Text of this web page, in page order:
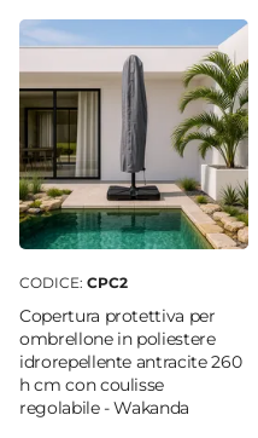
Altezza
240 cm
Forma
Quadrata
Apertura
Maniglia "Push up"|
Dimensione Palo
360°
Materiale Struttura
Acciaio
CODICE: CPC2
Copertura protettiva per
ombrellone in poliestere
idrorepellente antracite 260
h cm con coulisse
regolabile - Wakanda